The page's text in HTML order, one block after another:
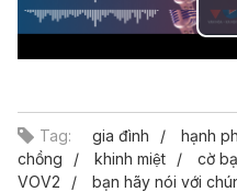
Tag: gia đình hạnh
chồng
khinh miệt cờ
VOV2
bạn hãy nói với